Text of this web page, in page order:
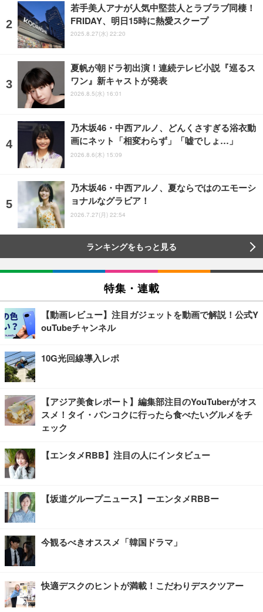
若手美人アナが人気中堅芸人とラブラブ同棲！
FRIDAY、明日15時に熱愛スクープ
2025.8.27(水) 22:20
夏帆が朝ドラ初出演！連続テレビ小説『巡るス
ワン』新キャストが発表
2026.8.5(水) 16:01
乃木坂46・中西アルノ、どんくさすぎる浴衣動
画にネット「相変わらず」「嘘でしょ…」
2026.8.6(木) 15:09
乃木坂46・中西アルノ、夏ならではのエモーシ
ョナルなグラビア！
2026.7.27(月) 22:54
ランキングをもっと見る
特集・連載
【動画レビュー】注目ガジェットを動画で解説！公式Y
ouTubeチャンネル
10G光回線導入レポ
【アジア美食レポート】編集部注目のYouTuberがオス
スメ！タイ・バンコクに行ったら食べたいグルメをチ
ェック
【エンタメRBB】注目の人にインタビュー
【坂道グループニュース】ーエンタメRBBー
今観るべきオススメ「韓国ドラマ」
快適デスクのヒントが満載！こだわりデスクツアー